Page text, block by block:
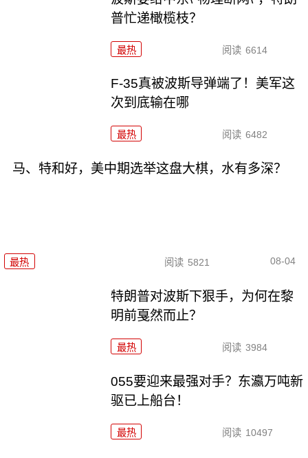
普忙递橄榄枝？
最热 阅读 6614
F-35真被波斯导弹端了！美军这
次到底输在哪
最热 阅读 6482
马、特和好，美中期选举这盘大棋，水有多深？
最热 阅读 5821 08-04
特朗普对波斯下狠手，为何在黎
明前戛然而止？
最热 阅读 3984
055要迎来最强对手？东瀛万吨新
驱已上船台！
最热 阅读 10497